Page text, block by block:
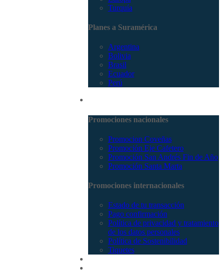
Turquía
Planes a Suramérica
Argentina
Bolivia
Brasil
Ecuador
Perú
Promociones nacionales
Promocion Coveñas
Promoción Eje Cafetero
Promoción San Andrés Fin de Año
Promoción Santa Marta
Promociones internacionales
Estado de tu transacción
Pago confirmación
Política de privacidad y tratamiento
de los datos personales
Política de Sostenibilidad
Tiquetes